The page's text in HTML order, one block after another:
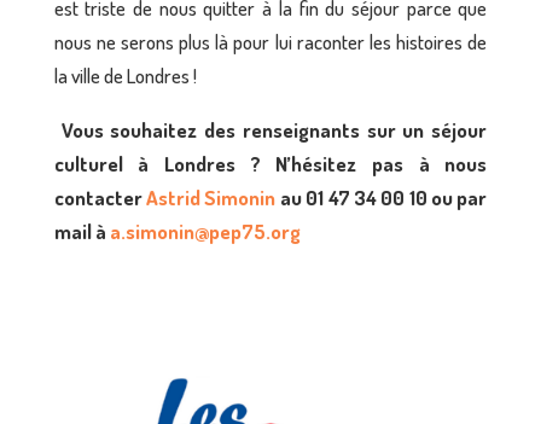
est triste de nous quitter à la fin du séjour parce que
nous ne serons plus là pour lui raconter les histoires de
la ville de Londres !
Vous souhaitez des renseignants sur un séjour
culturel à Londres ? N’hésitez pas à nous
contacterAstrid Simonin au 01 47 34 00 10 ou par
mail à a.simonin@pep75.org